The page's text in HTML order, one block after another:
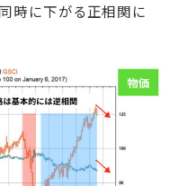
時に下がる正相関に